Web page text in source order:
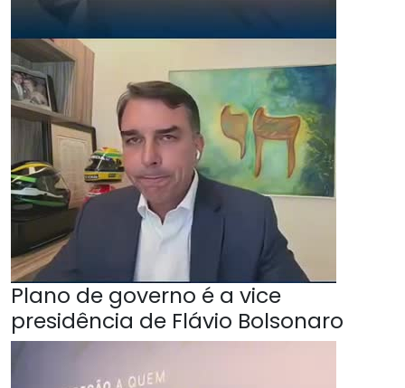
Plano de governo é a vice
presidência de Flávio Bolsonaro